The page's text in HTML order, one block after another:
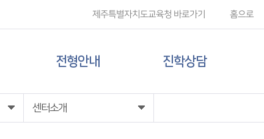
제주특별자치도교육청 바로가기 홈으로
전형안내 진학상담
대입 일정
센터소개